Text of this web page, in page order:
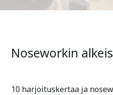
Noseworkin
10 harjoituskertaa ja